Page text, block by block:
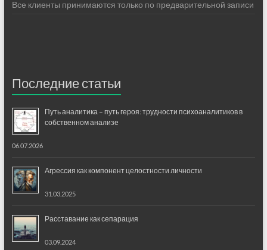
Все клиенты принимаются только по предварительной записи
Последние статьи
Путь аналитика – путь героя: трудности психоаналитиков в
собственном анализе
06.07.2026
Агрессия как компонент целостности личности
31.03.2025
Расставание как сепарация
03.09.2024